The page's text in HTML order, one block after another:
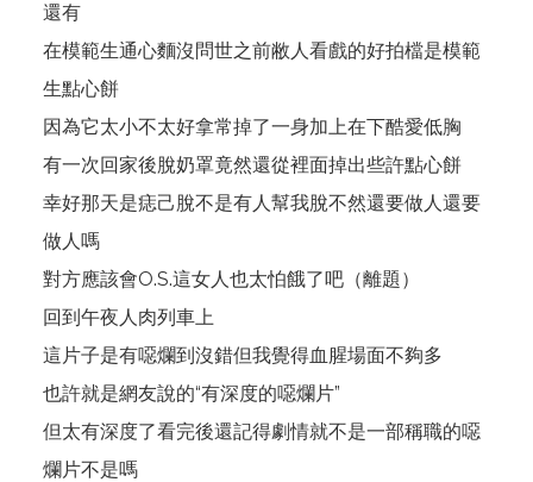
還有
在模範生通心麵沒問世之前敝人看戲的好拍檔是模範
生點心餅
因為它太小不太好拿常掉了一身加上在下酷愛低胸
有一次回家後脫奶罩竟然還從裡面掉出些許點心餅
幸好那天是痣己脫不是有人幫我脫不然還要做人還要
做人嗎
對方應該會O.S.這女人也太怕餓了吧（離題）
回到午夜人肉列車上
這片子是有噁爛到沒錯但我覺得血腥場面不夠多
也許就是網友說的“有深度的噁爛片”
但太有深度了看完後還記得劇情就不是一部稱職的噁
爛片不是嗎